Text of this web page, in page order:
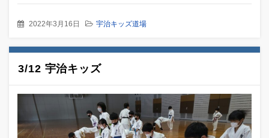
2022年3月16日 宇治キッズ道場
3/12 宇治キッズ